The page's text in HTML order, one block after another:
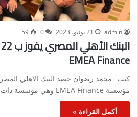
admin 21 يونيو، 2023 0
59
EMEA Finance
مؤسسة EMEA Finance وهي مؤسسة ذات ثقل والتي منحت…
أكمل القراءة »